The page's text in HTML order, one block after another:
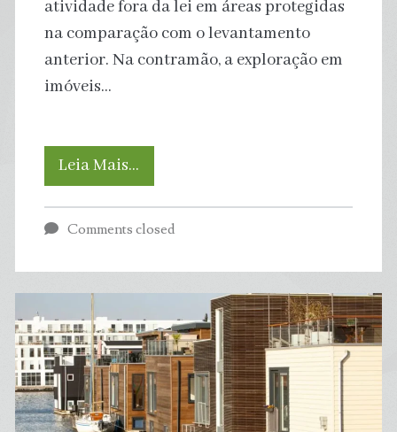
atividade fora da lei em áreas protegidas
na comparação com o levantamento
anterior. Na contramão, a exploração em
imóveis…
Leia Mais…
ilegal
cresce
44%
em
Comments closed